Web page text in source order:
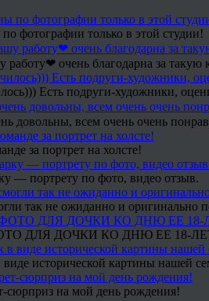
фотографии только в этой студии!
работу❤ очень благодарна за такую
Есть подруги-художники,
довольны, всем очень очень
за портрет на холсте!
— портрету по фото, видео отзыв.
так не ожиданно и оригинально
ДЛЯ ДОЧКИ КО ДНЮ ЕЕ 18-
исторической картины нашей
сюрприз на мой день рождения!